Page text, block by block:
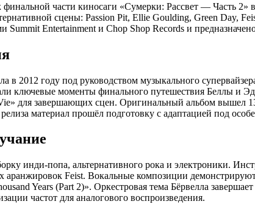
части киносаги «Сумерки: Рассвет — Часть
сцены: Passion Pit, Ellie Goulding, Green Day,
Summit Entertainment и Chop Shop Records и
в 2012 году под руководством музыкального
ключевые моменты финального путешествия Беллы и
для завершающих сцен. Оригинальный альбом вышел
материал прошёл подготовку с адаптацией под
инди-попа, альтернативного рока и электроники.
Feist. Вокальные композиции
Years (Part 2)». Оркестровая тема Бёрвелла
частот для аналогового воспроизведения.